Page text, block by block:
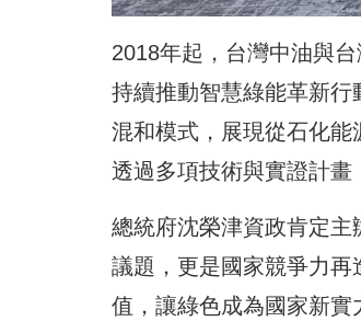
2018年起，台灣中油與
持續推動智慧綠能革新
混和模式，展現從石化能
透過多項技術與實證計畫
總統府沈榮津資政肯定
議題，更是國家競爭力
值，讓綠色成為國家新實